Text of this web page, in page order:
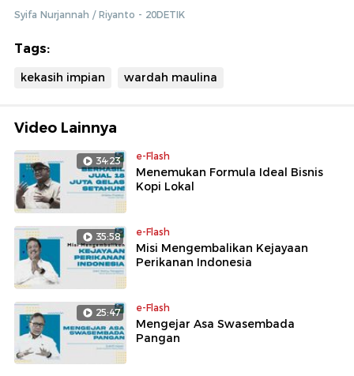
Syifa Nurjannah / Riyanto - 20DETIK
Tags:
kekasih impian wardah maulina
Video Lainnya
34:23 e-Flash
Menemukan Formula Ideal Bisnis
Kopi Lokal
35:58 e-Flash
Misi Mengembalikan Kejayaan
Perikanan Indonesia
25:47 e-Flash
Mengejar Asa Swasembada
Pangan